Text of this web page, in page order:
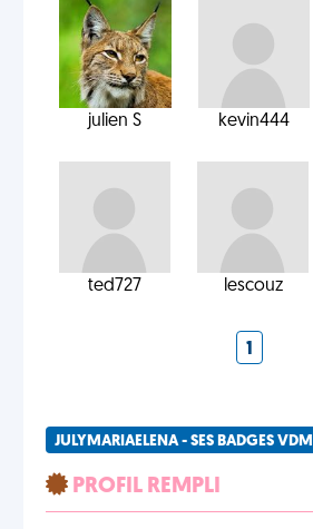
julien S kevin444
ted727 lescouz
1
JULYMARIAELENA - SES BADGES VDM
PROFIL REMPLI